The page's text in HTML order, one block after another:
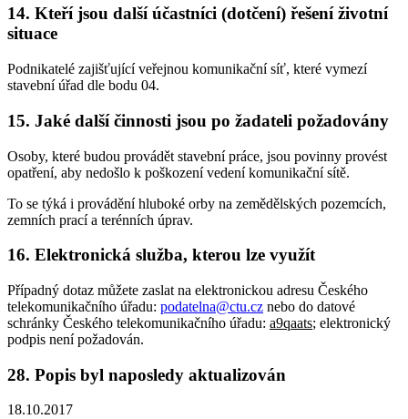
14. Kteří jsou další účastníci (dotčení) řešení životní
situace
Podnikatelé zajišťující veřejnou komunikační síť, které vymezí
stavební úřad dle bodu 04.
15. Jaké další činnosti jsou po žadateli požadovány
Osoby, které budou provádět stavební práce, jsou povinny provést
opatření, aby nedošlo k poškození vedení komunikační sítě.
To se týká i provádění hluboké orby na zemědělských pozemcích,
zemních prací a terénních úprav.
16. Elektronická služba, kterou lze využít
Případný dotaz můžete zaslat na elektronickou adresu Českého
telekomunikačního úřadu: podatelna@ctu.cz nebo do datové
schránky Českého telekomunikačního úřadu: a9qaats; elektronický
podpis není požadován.
28. Popis byl naposledy aktualizován
18.10.2017